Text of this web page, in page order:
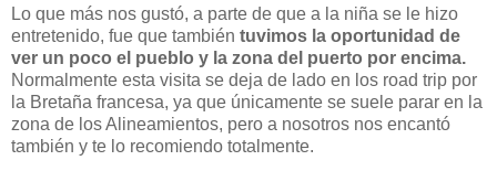
Lo que más nos gustó, a parte de que a la niña se le hizo
entretenido, fue que también tuvimos la oportunidad de
ver un poco el pueblo y la zona del puerto por encima.
Normalmente esta visita se deja de lado en los road trip por
la Bretaña francesa, ya que únicamente se suele parar en la
zona de los Alineamientos, pero a nosotros nos encantó
también y te lo recomiendo totalmente.